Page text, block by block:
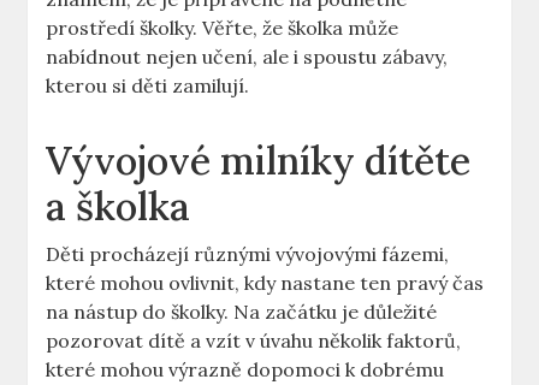
prostředí⁢ školky. ‌Věřte, ​že školka může
nabídnout nejen⁢ učení, ale i spoustu⁣ zábavy,
kterou si děti zamilují.
Vývojové ⁤milníky dítěte
a školka
Děti procházejí různými ‌vývojovými fázemi,
které mohou ovlivnit, kdy nastane ⁢ten pravý čas
na nástup do⁤ školky. Na začátku je důležité
pozorovat​ dítě⁣ a vzít v úvahu několik faktorů,⁢
které mohou výrazně dopomoci k‌ dobrému